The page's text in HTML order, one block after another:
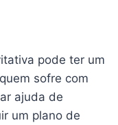
pode ter um
sofre com
ajuda de
um plano de